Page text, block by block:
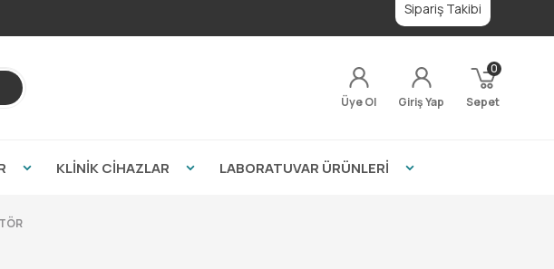
Sipariş Takibi
Üye Ol Giriş Yap Sepet
0
KLİNİK CİHAZLAR LABORATUVAR ÜRÜNLERİ